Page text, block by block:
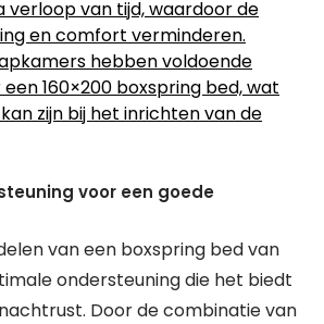
verloop van tijd, waardoor de
en comfort verminderen.
hebben voldoende
160×200 boxspring bed, wat
zijn bij het inrichten van de
voor een goede
van een boxspring bed van
ondersteuning die het biedt
Door de combinatie van